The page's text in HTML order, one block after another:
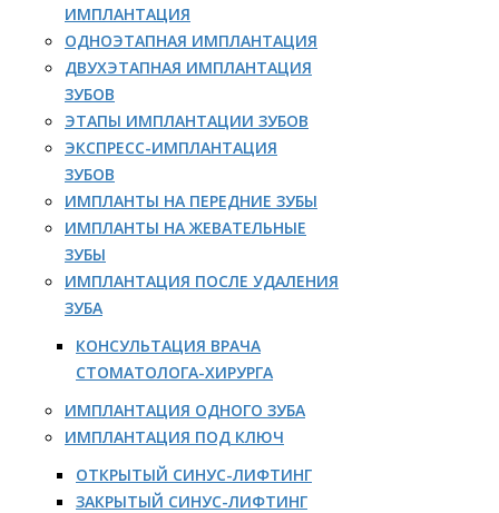
ИМПЛАНТАЦИЯ
ОДНОЭТАПНАЯ ИМПЛАНТАЦИЯ
ДВУХЭТАПНАЯ ИМПЛАНТАЦИЯ
ЗУБОВ
ЭТАПЫ ИМПЛАНТАЦИИ ЗУБОВ
ЭКСПРЕСС-ИМПЛАНТАЦИЯ
ЗУБОВ
ИМПЛАНТЫ НА ПЕРЕДНИЕ ЗУБЫ
ИМПЛАНТЫ НА ЖЕВАТЕЛЬНЫЕ
ЗУБЫ
ИМПЛАНТАЦИЯ ПОСЛЕ УДАЛЕНИЯ
ЗУБА
КОНСУЛЬТАЦИЯ ВРАЧА
СТОМАТОЛОГА-ХИРУРГА
ИМПЛАНТАЦИЯ ОДНОГО ЗУБА
ИМПЛАНТАЦИЯ ПОД КЛЮЧ
ОТКРЫТЫЙ СИНУС-ЛИФТИНГ
ЗАКРЫТЫЙ СИНУС-ЛИФТИНГ